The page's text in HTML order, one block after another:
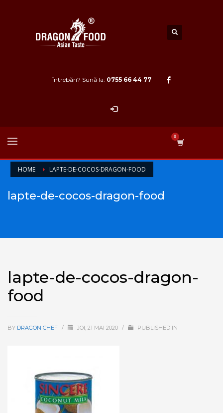
Întrebări? Sună la: 0755 66 44 77
HOME LAPTE-DE-COCOS-DRAGON-FOOD
lapte-de-cocos-dragon-food
lapte-de-cocos-dragon-
food
BY DRAGON CHEF / JOI, 21 MAI 2020 / PUBLISHED IN